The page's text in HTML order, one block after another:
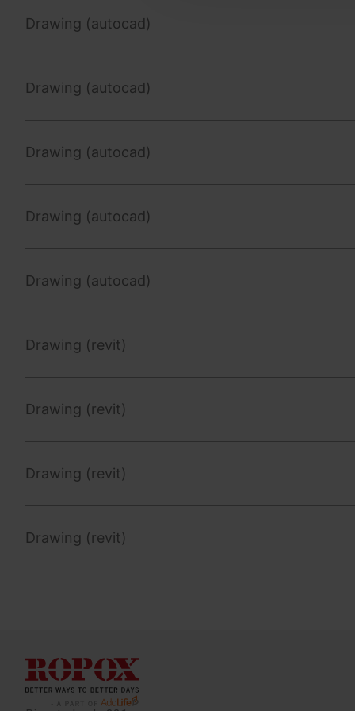
Drawing (autocad)
Drawing (autocad)
Drawing (autocad)
Drawing (autocad)
Drawing (autocad)
Drawing (revit)
Drawing (revit)
Drawing (revit)
Drawing (revit)